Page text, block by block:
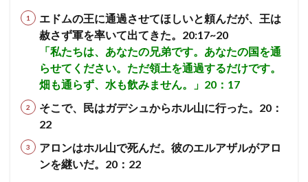
エドムの王に通過させてほしいと頼んだが、王は
赦さず軍を率いて出てきた。20:17~20
「私たちは、あなたの兄弟です。あなたの国を通
らせてください。ただ領土を通過するだけです。
畑も通らず、水も飲みません。」20：17
そこで、民はガデシュからホル山に行った。20：
22
アロンはホル山で死んだ。彼のエルアザルがアロ
ンを継いだ。20：22